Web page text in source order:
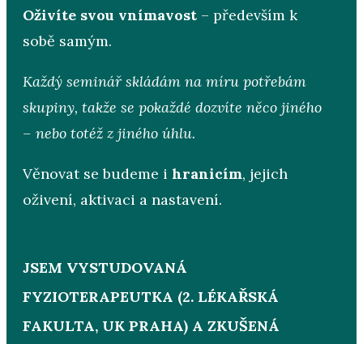
Oživíte svou vnímavost – především k
sobě samým.
Každý seminář skládám na míru potřebám
skupiny, takže se pokaždé dozvíte něco jiného
– nebo totéž z jiného úhlu.
Věnovat se budeme i hranicím, jejich
oživení, aktivaci a nastavení.
JSEM VYSTUDOVANÁ
FYZIOTERAPEUTKA (2. LÉKAŘSKÁ
FAKULTA, UK PRAHA) A ZKUŠENÁ